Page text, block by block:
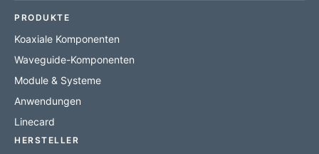
PRODUKTE
Koaxiale Komponenten
Waveguide-Komponenten
Module & Systeme
Anwendungen
Linecard
HERSTELLER